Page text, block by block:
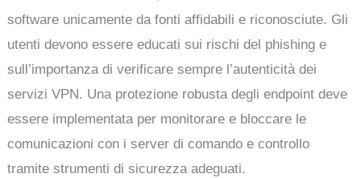
software unicamente da fonti affidabili e riconosciute. Gli
utenti devono essere educati sui rischi del phishing e
sull’importanza di verificare sempre l’autenticità dei
servizi VPN. Una protezione robusta degli endpoint deve
essere implementata per monitorare e bloccare le
comunicazioni con i server di comando e controllo
tramite strumenti di sicurezza adeguati.